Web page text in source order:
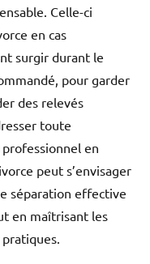
Celle-ci
en cas
surgir durant le
pour garder
des relevés
toute
en
peut s’envisager
séparation effective
en maîtrisant les
pratiques.